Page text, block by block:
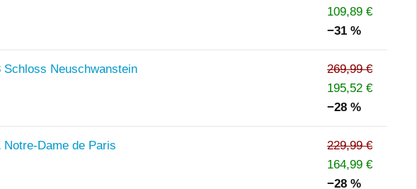
109,89 €
−31 %
Schloss Neuschwanstein
269,99 €
195,52 €
−28 %
Notre-Dame de Paris
229,99 €
164,99 €
−28 %